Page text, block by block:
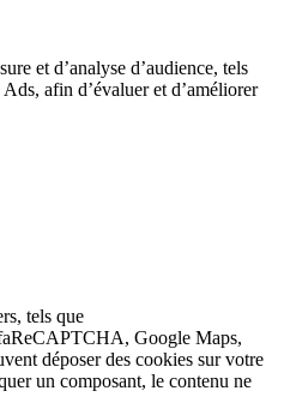
et d’analyse d’audience, tels
afin d’évaluer et d’améliorer
tels que
Google Maps,
déposer des cookies sur votre
un composant, le contenu ne